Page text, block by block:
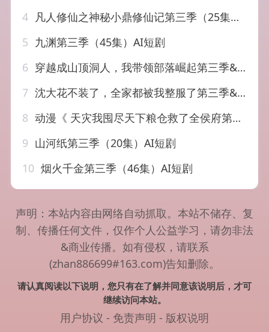
4 凡人修仙之神秘小鼎修仙记第三季（25集）AI短剧
5 九渊第三季（45集）AI短剧
6 穿越成山顶洞人，我带领部落崛起第三季&穿越成山顶洞人我带领部落崛起第三季（36集）AI短剧
7 沈大花不装了，全家都被我整服了第三季&沈大花不装了全家都被我整服了第三季（62集）
8 动漫《 天灾我囤尽天下粮仓救了全侯府第三季（70集）
9 山河纸第三季（20集）AI短剧
10 烟火千金第三季（46集）AI短剧
声明：本站内容由网络自动抓取。本站不储存、复
制、传播任何文件，仅作个人公益学习，请勿非法
&商业传播。如有侵权，请联系
(zhan886699#163.com)告知删除。
请认真阅读以下说明，您只有在了解并同意该说明后，才可
继续访问本站。
用户协议 - 免责声明 - 版权说明